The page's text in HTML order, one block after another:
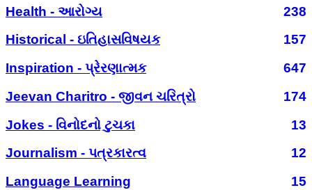
Health - આરોગ્ય
238
Historical - ઇતિહાસવિષયક
157
Inspiration - પ્રેરણાત્મક
647
Jeevan Charitro - જીવન ચરિત્રો
174
Jokes - વિનોદનો ટુચકા
13
Journalism - પત્રકારત્વ
12
Language Learning
15